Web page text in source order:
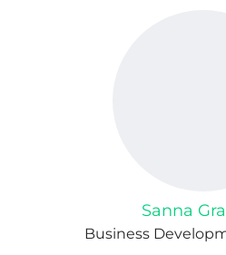
Sanna
Business